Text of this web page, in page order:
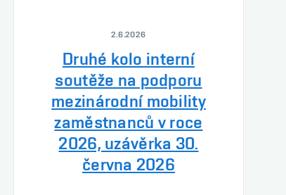
2.6.2026
Druhé kolo interní
soutěže na podporu
mezinárodní mobility
zaměstnanců v roce
2026, uzávěrka 30.
června 2026